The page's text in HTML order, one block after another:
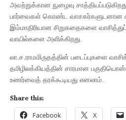
அவற்றுக்கான நுழைவு
பார்வைகள் கொண்ட வாசகர்களுடனான
இம்மாதிரியான சிறுகதைகளை
வாயில்களை அளிக்கிறது.
லா.ச.ராமமிருதத்தின் படைப்புகளை
தமிழிலக்கியத்தின் சாரமான
உணர்வைத் தரக்கூடியது எனலாம்.
Share this:
Facebook X